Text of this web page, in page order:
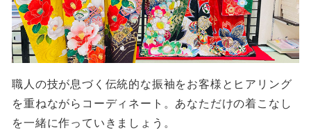
職人の技が息づく伝統的な振袖をお客様とヒアリング
を重ねながらコーディネート。あなただけの着こなし
を一緒に作っていきましょう。